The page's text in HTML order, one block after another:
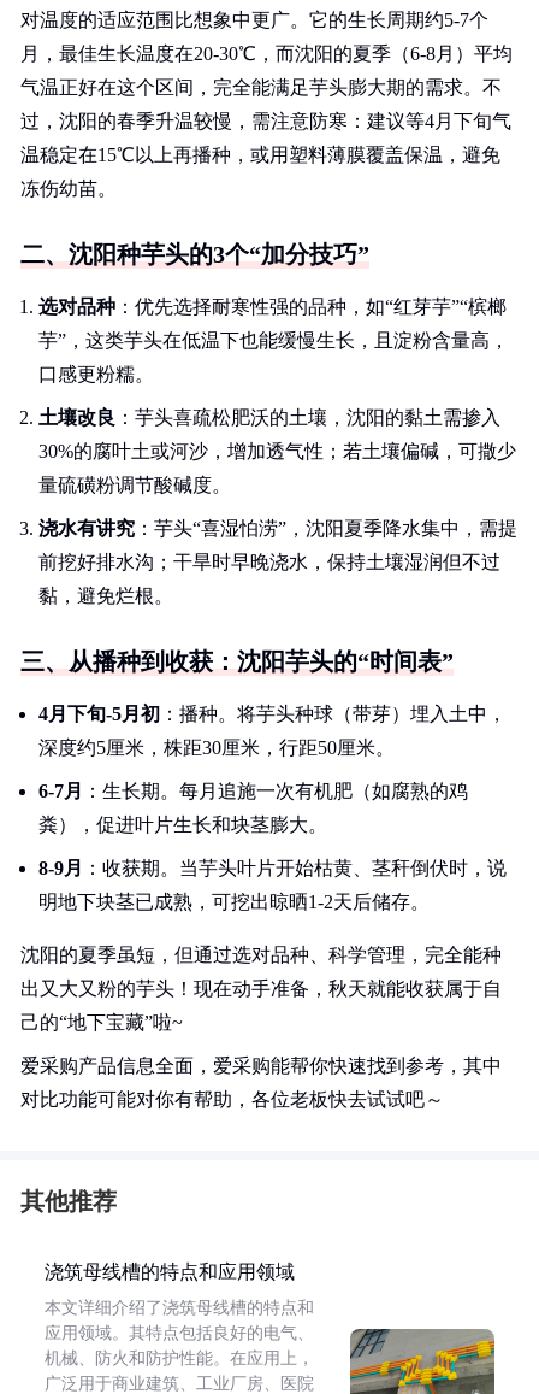
对温度的适应范围比想象中更广。它的生长周期约5-7个
月，最佳生长温度在20-30℃，而沈阳的夏季（6-8月）平均
气温正好在这个区间，完全能满足芋头膨大期的需求。不
过，沈阳的春季升温较慢，需注意防寒：建议等4月下旬气
温稳定在15℃以上再播种，或用塑料薄膜覆盖保温，避免
冻伤幼苗。
二、沈阳种芋头的3个“加分技巧”
选对品种 ：优先选择耐寒性强的品种，如“红芽芋”“槟榔
芋”，这类芋头在低温下也能缓慢生长，且淀粉含量高，
口感更粉糯。
土壤改良 ：芋头喜疏松肥沃的土壤，沈阳的黏土需掺入
30%的腐叶土或河沙，增加透气性；若土壤偏碱，可撒少
量硫磺粉调节酸碱度。
浇水有讲究 ：芋头“喜湿怕涝”，沈阳夏季降水集中，需提
前挖好排水沟；干旱时早晚浇水，保持土壤湿润但不过
黏，避免烂根。
三、从播种到收获：沈阳芋头的“时间表”
4月下旬-5月初 ：播种。将芋头种球（带芽）埋入土中，
深度约5厘米，株距30厘米，行距50厘米。
6-7月
：生长期。每月追施一次有机肥（如腐熟的鸡
粪），促进叶片生长和块茎膨大。
8-9月
：收获期。当芋头叶片开始枯黄、茎秆倒伏时，说
明地下块茎已成熟，可挖出晾晒1-2天后储存。
沈阳的夏季虽短，但通过选对品种、科学管理，完全能种
出又大又粉的芋头！现在动手准备，秋天就能收获属于自
己的“地下宝藏”啦~
爱采购产品信息全面，爱采购能帮你快速找到参考，其中
对比功能可能对你有帮助，各位老板快去试试吧～
其他推荐
浇筑母线槽的特点和应用领域
本文详细介绍了浇筑母线槽的特点和
应用领域。其特点包括良好的电气、
机械、防火和防护性能。在应用上，
广泛用于商业建筑、工业厂房、医院